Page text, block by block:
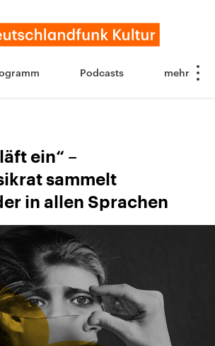
Podcasts
ein“ –
sammelt
in allen Sprachen